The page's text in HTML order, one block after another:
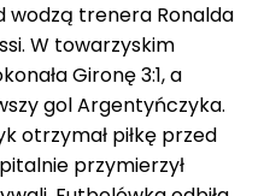
wodzą trenera Ronalda
W towarzyskim
Gironę 3:1, a
gol Argentyńczyka.
otrzymał piłkę przed
przymierzył